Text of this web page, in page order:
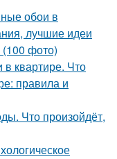
обои в
лучшие идеи
фото)
квартире. Что
правила и
Что произойдёт,